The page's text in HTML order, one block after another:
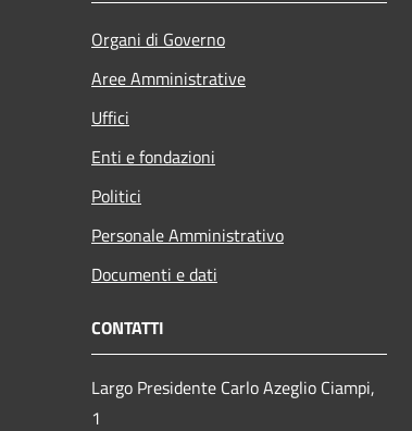
Organi di Governo
Aree Amministrative
Uffici
Enti e fondazioni
Politici
Personale Amministrativo
Documenti e dati
CONTATTI
Largo Presidente Carlo Azeglio Ciampi,
1